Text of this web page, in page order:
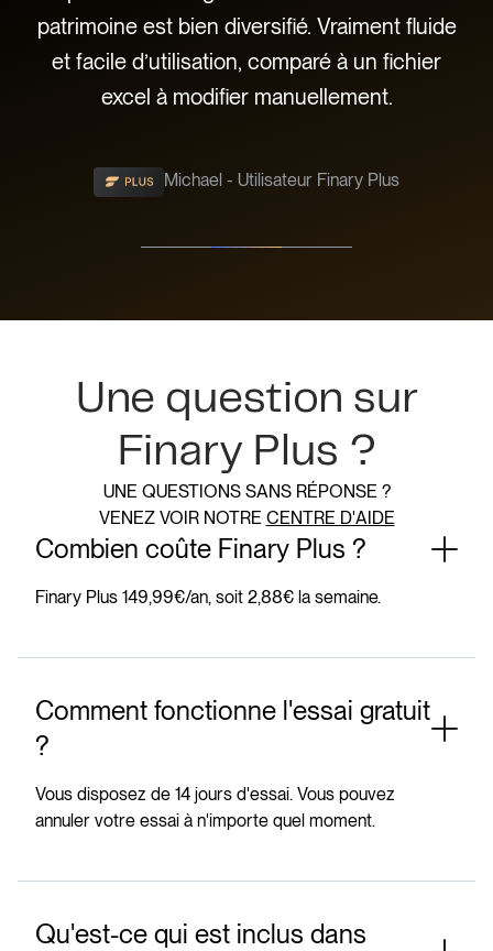
patrimoine est bien diversifié. Vraiment fluide
et facile d’utilisation, comparé à un fichier
excel à modifier manuellement.
Michael - Utilisateur Finary Plus
Une question sur
Finary Plus ?
UNE QUESTIONS SANS RÉPONSE ?
VENEZ VOIR NOTRE CENTRE D'AIDE
Combien coûte Finary Plus ?
Finary Plus 149,99€/an, soit 2,88€ la semaine.
Comment fonctionne l'essai gratuit
?
Vous disposez de 14 jours d'essai. Vous pouvez
annuler votre essai à n'importe quel moment.
Qu'est-ce qui est inclus dans